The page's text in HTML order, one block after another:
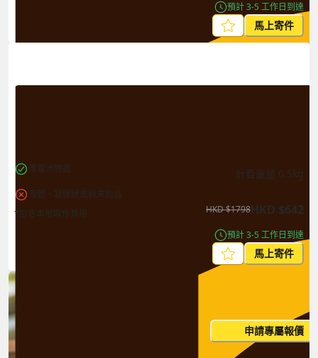
預計 3-5 工作日到達
馬上寄件
帶電池物品
液體、凝膠狀或粉末物品
*包含本地取件費用
計費重量 0.5kg
HKD$1798HKD $642
預計 3-5 工作日到達
馬上寄件
申請專屬報價